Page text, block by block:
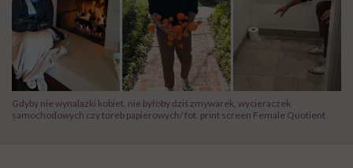
Gdyby nie wynalazki kobiet, nie byłoby dziś zmywarek, wycieraczek
samochodowych czy toreb papierowych/ fot. print screen Female Quotient